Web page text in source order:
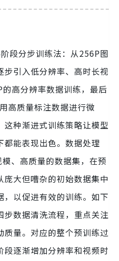
段分步训练法：从256P图
引入低分辨率、高时长视
高分辨率数据训练，最后
高质量标注数据进行微
种渐进式训练策略让模型
都能表现出色。数据处理
、高质量的数据集，在预
大但嘈杂的初始数据集中
以促进有效的训练。如下
步数据清洗流程，重点关注
量。对应的整个预训练过
逐渐增加分辨率和视频时